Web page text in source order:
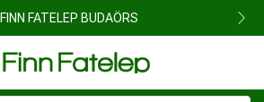
FINN FATELEP BUDAÖRS